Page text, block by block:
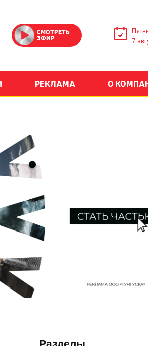
СМОТРЕТЬ
ЭФИР
7
РЕКЛАМА О